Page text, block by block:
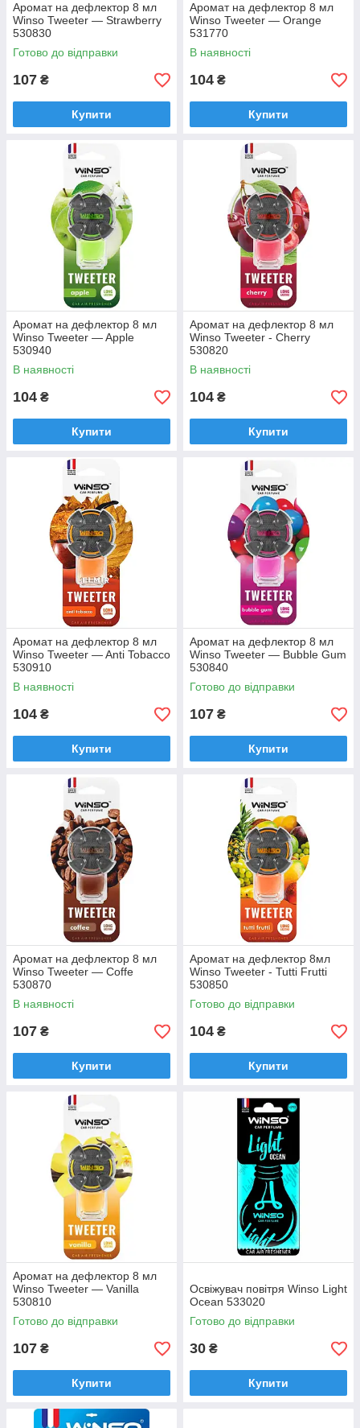
Аромат на дефлектор 8 мл
Winso Tweeter — Strawberry
530830
Готово до відправки
107 ₴
Купити
Аромат на дефлектор 8 мл
Winso Tweeter — Orange
531770
В наявності
104 ₴
Купити
Аромат на дефлектор 8 мл
Winso Tweeter — Apple
530940
В наявності
104 ₴
Купити
Аромат на дефлектор 8 мл
Winso Tweeter - Cherry
530820
В наявності
104 ₴
Купити
Аромат на дефлектор 8 мл
Winso Tweeter — Anti Tobacco
530910
В наявності
104 ₴
Купити
Аромат на дефлектор 8 мл
Winso Tweeter — Bubble Gum
530840
Готово до відправки
107 ₴
Купити
Аромат на дефлектор 8 мл
Winso Tweeter — Coffe
530870
В наявності
107 ₴
Купити
Аромат на дефлектор 8мл
Winso Tweeter - Tutti Frutti
530850
Готово до відправки
104 ₴
Купити
Аромат на дефлектор 8 мл
Winso Tweeter — Vanilla
530810
Готово до відправки
107 ₴
Купити
Освіжувач повітря Winso Light
Ocean 533020
Готово до відправки
30 ₴
Купити